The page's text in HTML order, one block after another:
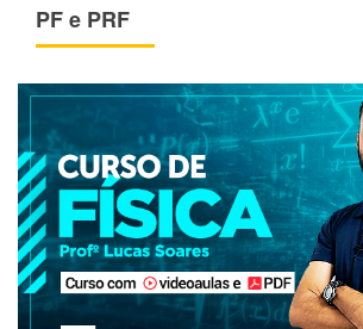
PF e PRF